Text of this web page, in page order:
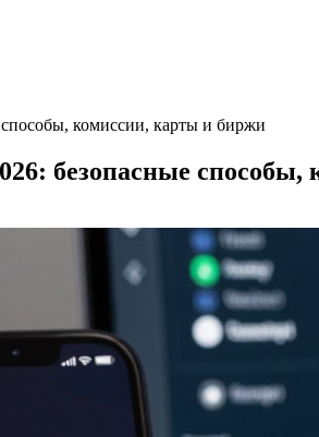
комиссии, карты и биржи
безопасные